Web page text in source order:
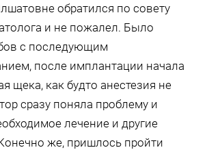
обратился по совету
и не пожалел. Было
с последующим
после имплантации начала
щека, как будто анестезия​ не
сразу поняла проблему и
лечение и другие
же, пришлось пройти